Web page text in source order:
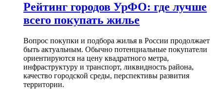
Рейтинг городов УрФО: где лучше
всего покупать жилье
Вопрос покупки и подбора жилья в России продолжает
быть актуальным. Обычно потенциальные покупатели
ориентируются на цену квадратного метра,
инфраструктуру и транспорт, ликвидность района,
качество городской среды, перспективы развития
территории.